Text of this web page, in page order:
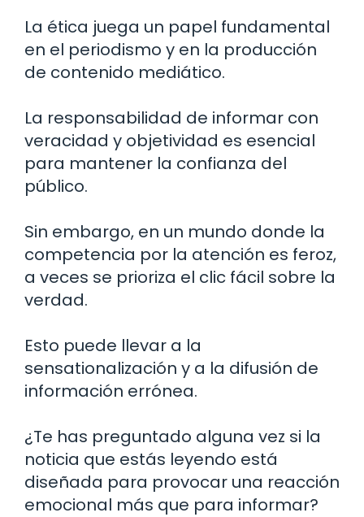
La ética juega un papel fundamental
en el periodismo y en la producción
de contenido mediático.
La responsabilidad de informar con
veracidad y objetividad es esencial
para mantener la confianza del
público.
Sin embargo, en un mundo donde la
competencia por la atención es feroz,
a veces se prioriza el clic fácil sobre la
verdad.
Esto puede llevar a la
sensationalización y a la difusión de
información errónea.
¿Te has preguntado alguna vez si la
noticia que estás leyendo está
diseñada para provocar una reacción
emocional más que para informar?